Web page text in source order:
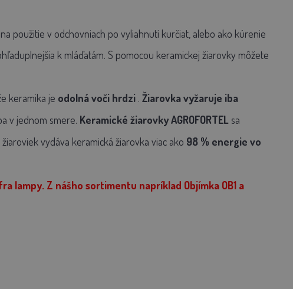
použitie v odchovniach po vyliahnutí kurčiat, alebo ako kúrenie
k mláďatám. S pomocou keramickej žiarovky môžete
keramika je odolná voči hrdzi. Žiarovka vyžaruje iba
v jednom smere. Keramické žiarovky AGROFORTELsa
vydáva keramická žiarovka viac ako 98 % energie vo
lampy. Z nášho sortimentu napríklad Objímka OB1 a